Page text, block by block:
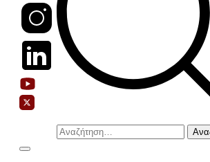
Αναζήτηση
για: